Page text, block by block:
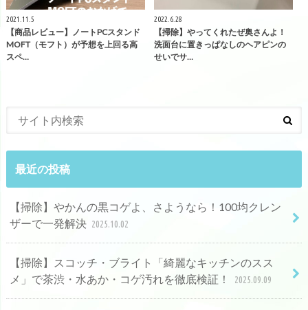
2021.11.5
【商品レビュー】ノートPCスタンド
MOFT（モフト）が予想を上回る高
スペ…
2022.6.28
【掃除】やってくれたぜ奥さんよ！
洗面台に置きっぱなしのヘアピンの
せいでサ…
最近の投稿
【掃除】やかんの黒コゲよ、さようなら！100均クレン
ザーで一発解決 2025.10.02
【掃除】スコッチ・ブライト「綺麗なキッチンのスス
メ」で茶渋・水あか・コゲ汚れを徹底検証！
2025.09.09